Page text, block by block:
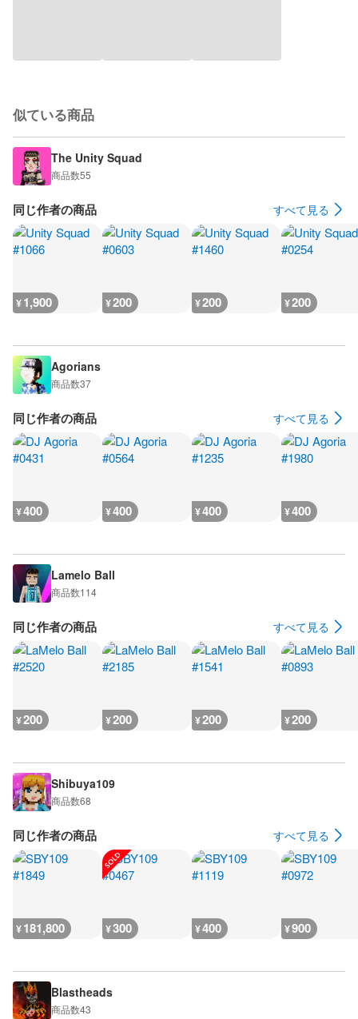
似ている商品
The Unity Squad
商品数55
同じ作者の商品 すべて見る
¥1,900 ¥200 ¥200 ¥200
Agorians
商品数37
同じ作者の商品 すべて見る
¥400 ¥400 ¥400 ¥400
Lamelo Ball
商品数114
同じ作者の商品 すべて見る
¥200 ¥200 ¥200 ¥200
Shibuya109
商品数68
同じ作者の商品 すべて見る
¥181,800 ¥300 ¥400 ¥900
Blastheads
商品数43